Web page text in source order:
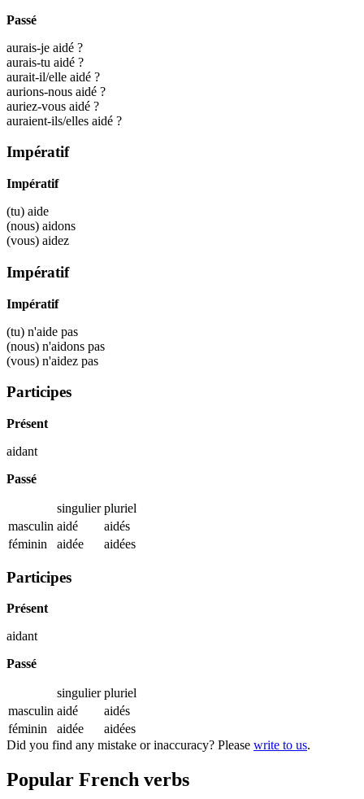
Passé
aurais-je aidé ?
aurais-tu aidé ?
aurait-il/elle aidé ?
aurions-nous aidé ?
auriez-vous aidé ?
auraient-ils/elles aidé ?
Impératif
Impératif
(tu) aide
(nous) aidons
(vous) aidez
Impératif
Impératif
(tu) n'aide pas
(nous) n'aidons pas
(vous) n'aidez pas
Participes
Présent
aidant
Passé
singulier pluriel
masculin aidé
aidés
féminin
aidée aidées
Participes
Présent
aidant
Passé
singulier pluriel
masculin aidé
aidés
féminin
aidée
aidées
Did you find any mistake or inaccuracy? Please write to us.
Popular French verbs